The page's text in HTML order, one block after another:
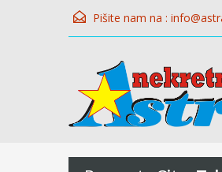
Pišite nam na :